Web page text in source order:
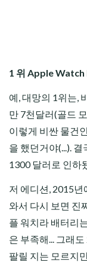
1 위 Apple Watch
예, 대망의 1위는,
만 7천달러(골드
이렇게 비싼 물건
을 했던거야(...).
1300 달러로 인하
저 에디션, 2015
와서 다시 보면 진
플 워치라 배터리
은 부족해... 그래
팔릴 지는 모르지